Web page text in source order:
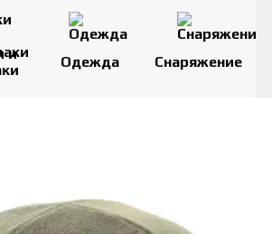
и
Одежда Снаряжение